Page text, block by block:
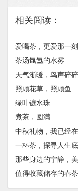
相关阅读：
爱喝茶，更爱那一
茶汤氤氲的水雾
天气渐暖，鸟声碎碎
照顾花草，照顾鱼
绿叶镶水珠
煮茶，圆满
中秋礼物，我已经
一杯茶，探寻人生
那些身边的宁静，
值得收藏储存的春